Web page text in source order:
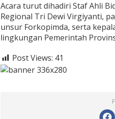
Acara turut dihadiri Staf Ahli
Regional Tri Dewi Virgiyanti,
unsur Forkopimda, serta
lingkungan Pemerintah
Post Views: 41